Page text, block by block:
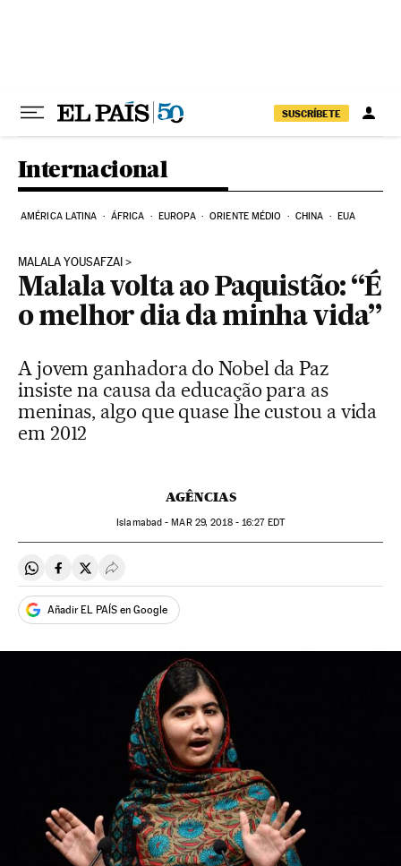
SUSCRÍBETE
Internacional
AMÉRICA LATINA ÁFRICA EUROPA ORIENTE MÉDIO CHINA EUA
MALALA YOUSAFZAI
Malala volta ao Paquistão: “É
o melhor dia da minha vida”
A jovem ganhadora do Nobel da Paz
insiste na causa da educação para as
meninas, algo que quase lhe custou a vida
em 2012
AGÊNCIAS
Islamabad -MAR29, 2018 - 16:27EDT
Compartir en Whatsapp
Compartir en Facebook
Compartir en Twitter
Desplegar Redes Sociales
Añadir EL PAÍS en Google